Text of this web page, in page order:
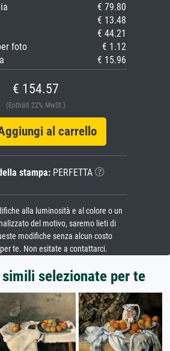
€ 79.80
€ 13.48
€ 44.21
foto
€ 1.12
€ 15.96
€ 154.57
(Enthält 22% MwSt.)
al carrello
stampa:PERFETTA
alla luminosità e al colore o un
del motivo, saremo lieti di
modifiche senza alcun costo
te. Non esitate a contattarci.
simili selezionate per te